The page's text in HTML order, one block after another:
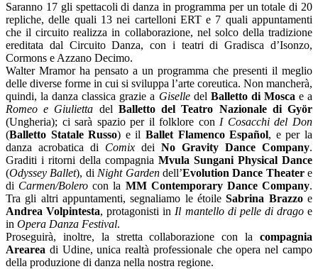
Saranno 17 gli spettacoli di danza in programma per un totale di 20
repliche, delle quali 13 nei cartelloni ERT e 7 quali appuntamenti
che il circuito realizza in collaborazione, nel solco della tradizione
ereditata dal Circuito Danza, con i teatri di Gradisca d’Isonzo,
Cormons e Azzano Decimo.
Walter Mramor ha pensato a un programma che presenti il meglio
delle diverse forme in cui si sviluppa l’arte coreutica. Non mancherà,
quindi, la danza classica grazie a Giselle del Balletto di Mosca e a
Romeo e Giulietta del Balletto del Teatro Nazionale di Györ
(Ungheria); ci sarà spazio per il folklore con I Cosacchi del Don
(Balletto Statale Russo) e ilBallet Flamenco Español, e per la
danza acrobatica di Comix dei No Gravity Dance Company.
Graditi i ritorni della compagnia Mvula Sungani Physical Dance
(Odyssey Ballet), di Night Gardendell’Evolution Dance Theatere
di Carmen/Bolero con la MM Contemporary Dance Company.
Tra gli altri appuntamenti, segnaliamo le étoileSabrina Brazzoe
Andrea Volpintesta, protagonisti in Il mantello di pelle di dragoe
in Opera Danza Festival.
Proseguirà, inoltre, la stretta collaborazione con la compagnia
Arearea di Udine, unica realtà professionale che opera nel campo
della produzione di danza nella nostra regione.